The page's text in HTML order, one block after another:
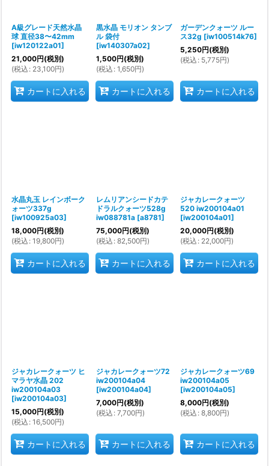
A級グレード天然水晶
球 直径38〜42mm
[iw120122a01]
21,000円(税別)
(税込 : 23,100円)
カートに入れる
黒水晶 モリオン タンブ
ル 袋付
[iw140307a02]
1,500円(税別)
(税込 : 1,650円)
カートに入れる
ガーデンクォーツ ルー
ス32g [iw100514k76]
5,250円(税別)
(税込 : 5,775円)
カートに入れる
水晶丸玉 レインボーク
ォーツ337g
[iw100925a03]
18,000円(税別)
(税込 : 19,800円)
カートに入れる
レムリアンシードカテ
ドラルクォーツ528g
iw088781a [a8781]
75,000円(税別)
(税込 : 82,500円)
カートに入れる
ジャカレークォーツ
520 iw200104a01
[iw200104a01]
20,000円(税別)
(税込 : 22,000円)
カートに入れる
ジャカレークォーツ ヒ
マラヤ水晶 202
iw200104a03
[iw200104a03]
15,000円(税別)
(税込 : 16,500円)
カートに入れる
ジャカレークォーツ72
iw200104a04
[iw200104a04]
7,000円(税別)
(税込 : 7,700円)
カートに入れる
ジャカレークォーツ69
iw200104a05
[iw200104a05]
8,000円(税別)
(税込 : 8,800円)
カートに入れる